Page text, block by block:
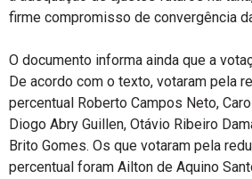
firme compromisso de convergência
O documento informa ainda que a
De acordo com o texto, votaram pela
percentual Roberto Campos Neto,
Diogo Abry Guillen, Otávio Ribeiro
Brito Gomes. Os que votaram pela
percentual foram Ailton de Aquino